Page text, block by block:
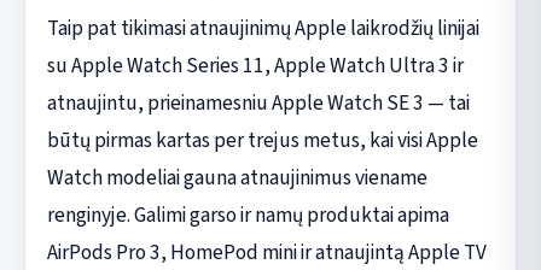
Taip pat tikimasi atnaujinimų Apple laikrodžių linijai
su Apple Watch Series 11, Apple Watch Ultra 3 ir
atnaujintu, prieinamesniu Apple Watch SE 3 — tai
būtų pirmas kartas per trejus metus, kai visi Apple
Watch modeliai gauna atnaujinimus viename
renginyje. Galimi garso ir namų produktai apima
AirPods Pro 3, HomePod mini ir atnaujintą Apple TV